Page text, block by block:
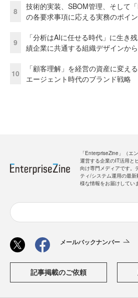
8
技術的実装、SBOM管理、そして
の各要求事項に応える実務のポイ
9
「分析はAIに任せる時代」に生き
績企業に共通する組織デザインか
10
「顧客理解」を経営の資産に変え
エージェント時代のブランド戦略
「EnterpriseZine」（エ
運営する企業のIT活用と
向け専門メディアです。
ティ/システム運用の最
様な情報をお届けしてい
メールバックナンバー
記事掲載のご依頼